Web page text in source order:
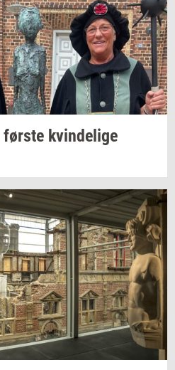
før­ste kvin­de­li­ge